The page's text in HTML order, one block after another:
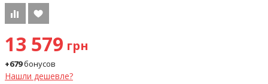
13 579 грн
+679бонусов
Нашли дешевле?